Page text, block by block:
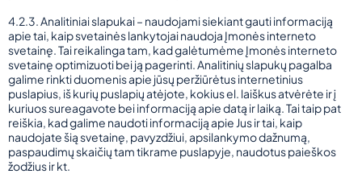
4.2.3. Analitiniai slapukai – naudojami siekiant gauti informaciją
apie tai, kaip svetainės lankytojai naudoja Įmonės interneto
svetainę. Tai reikalinga tam, kad galėtumėme Įmonės interneto
svetainę optimizuoti bei ją pagerinti. Analitinių slapukų pagalba
galime rinkti duomenis apie jūsų peržiūrėtus internetinius
puslapius, iš kurių puslapių atėjote, kokius el. laiškus atvėrėte ir į
kuriuos sureagavote bei informaciją apie datą ir laiką. Tai taip pat
reiškia, kad galime naudoti informaciją apie Jus ir tai, kaip
naudojate šią svetainę, pavyzdžiui, apsilankymo dažnumą,
paspaudimų skaičių tam tikrame puslapyje, naudotus paieškos
žodžius ir kt.